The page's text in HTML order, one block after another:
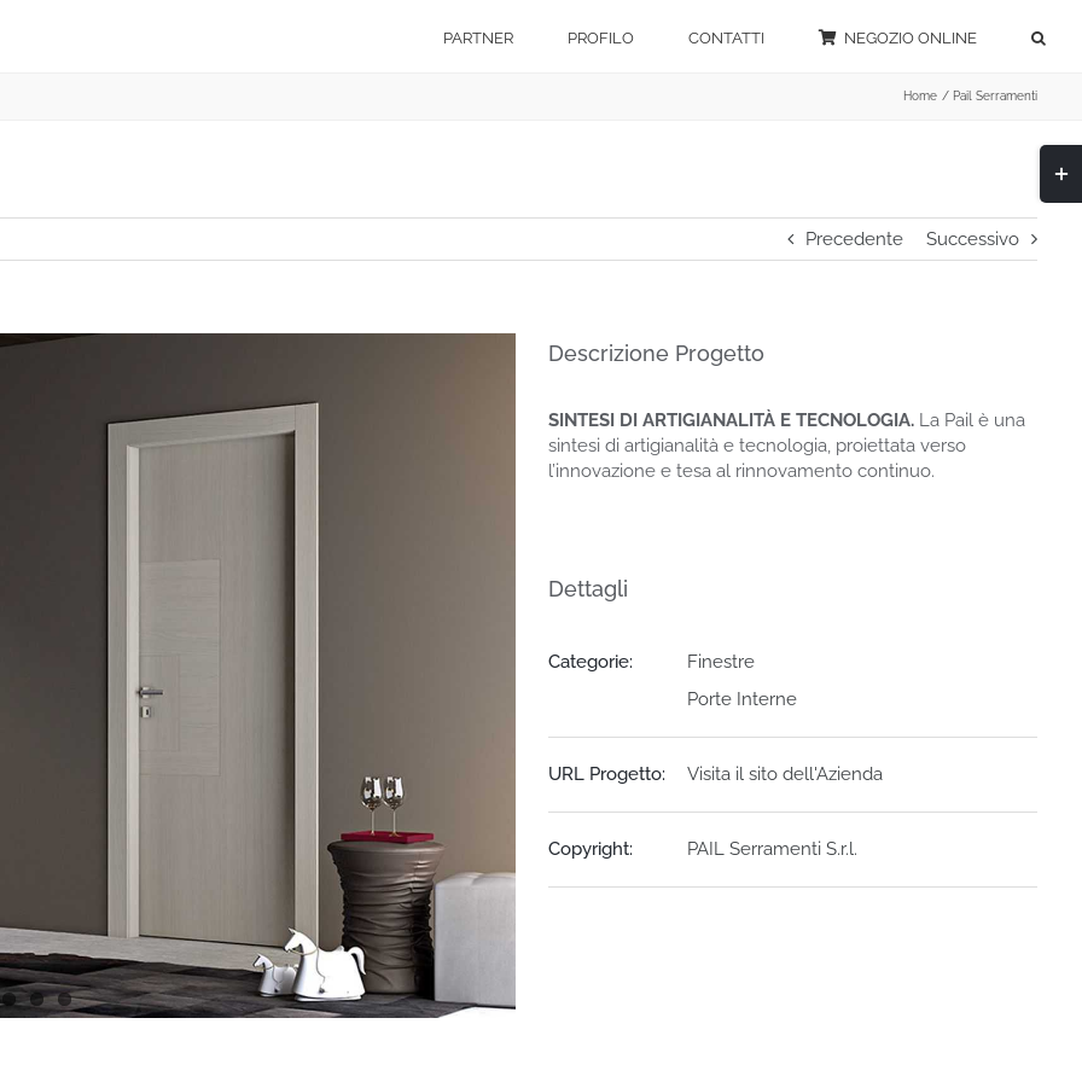
PARTNER PROFILO CONTATTI NEGOZIO ONLINE
Home Pail Serramenti
Precedente Successivo
Descrizione Progetto
SINTESI DI ARTIGIANALITÀ E TECNOLOGIA. La Pail è una
sintesi di artigianalità e tecnologia, proiettata verso
l’innovazione e tesa al rinnovamento continuo.
Dettagli
Categorie:
Finestre
Porte Interne
URL Progetto: Visita il sito dell'Azienda
Copyright: PAIL Serramenti S.r.l.
area
barra